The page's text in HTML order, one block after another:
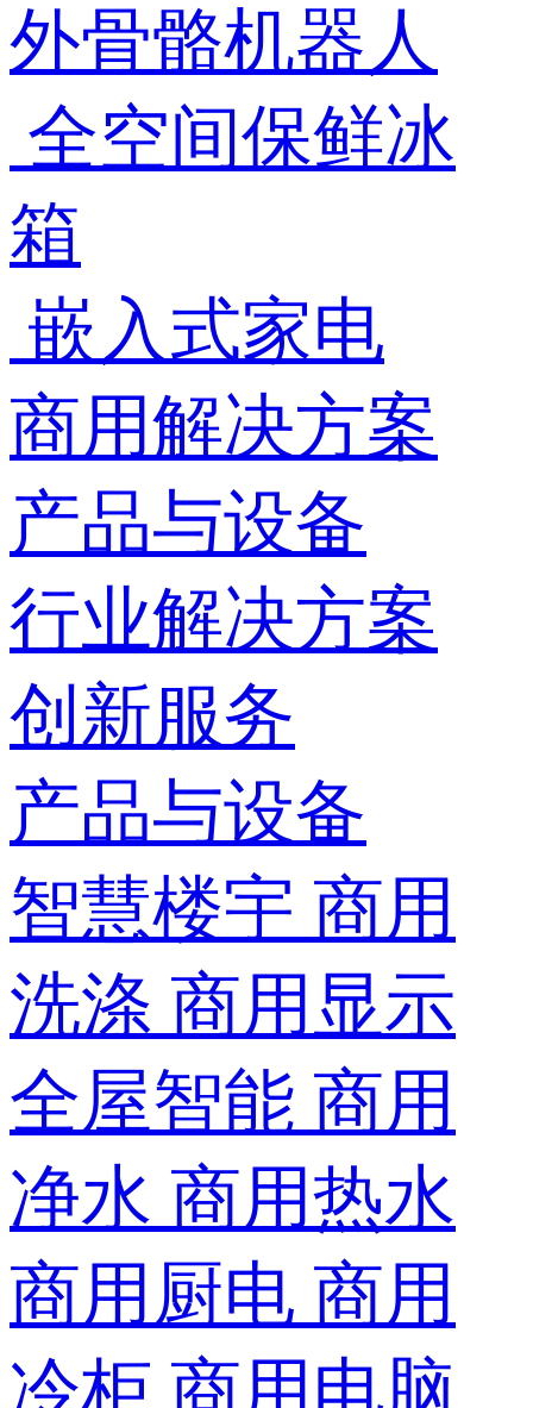
外骨骼机器人
全空间保鲜冰
箱
嵌入式家电
商用解决方案
产品与设备
行业解决方案
创新服务
产品与设备
智慧楼宇 商用
洗涤 商用显示
全屋智能 商用
净水 商用热水
商用厨电 商用
冷柜 商用电脑